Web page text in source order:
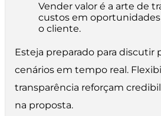
Vender valor é a arte de
custos em oportunidades
o cliente.
Esteja preparado para discutir
cenários em tempo real.
transparência reforçam
na proposta.